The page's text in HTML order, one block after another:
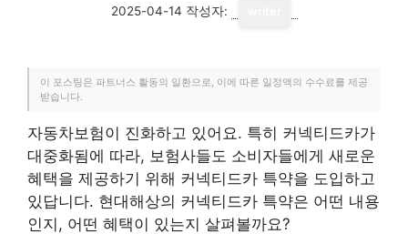
2025-04-14 작성자:
이 포스팅은 파트너스 활동의 일환으로, 이에 따른 일정액의 수수료를 제공
받습니다.
자동차보험이 진화하고 있어요. 특히 커넥티드카가
대중화됨에 따라, 보험사들도 소비자들에게 새로운
혜택을 제공하기 위해 커넥티드카 특약을 도입하고
있답니다. 현대해상의 커넥티드카 특약은 어떤 내용
인지, 어떤 혜택이 있는지 살펴볼까요?